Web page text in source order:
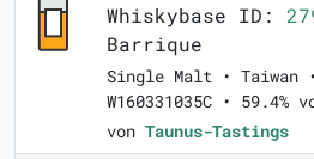
Whiskybase ID:
Barrique
Single Malt • Taiwan
W160331035C • 59.4%
von Taunus-Tastings